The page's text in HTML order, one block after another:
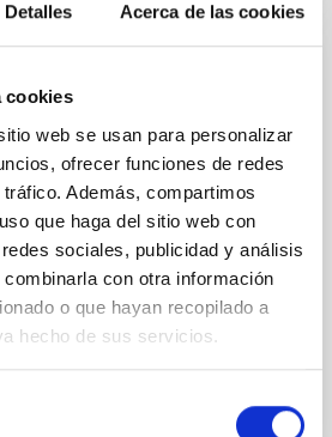
Detalles Acerca de las cookies
cookies
web se usan para personalizar
ofrecer funciones de redes
Además, compartimos
que haga del sitio web con
sociales, publicidad y análisis
con otra información
o que hayan recopilado a
hecho de sus servicios.
- TÉCNICO/A DE TALLER -
MECÁNICA- FIJO
2026-032
selectivo para el ingreso, como
de un puesto de trabajo con la
de Técnico/a de Taller, acogido
entre otras